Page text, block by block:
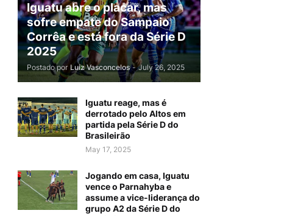
Iguatu abre o placar, mas
sofre empate do Sampaio
Corrêa e está fora da Série D
2025
Postado por Luiz Vasconcelos - July 26, 2025
Iguatu reage, mas é
derrotado pelo Altos em
partida pela Série D do
Brasileirão
May 17, 2025
Jogando em casa, Iguatu
vence o Parnahyba e
assume a vice-liderança do
grupo A2 da Série D do